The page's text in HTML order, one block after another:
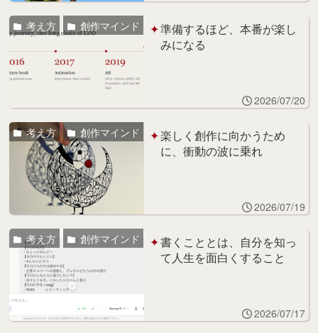
準備するほど、本番が楽し
みになる
考え方 創作マインド
2026/07/20
楽しく創作に向かうため
に、衝動の波に乗れ
考え方 創作マインド
2026/07/19
書くこととは、自分を知っ
て人生を面白くすること
考え方 創作マインド
2026/07/17